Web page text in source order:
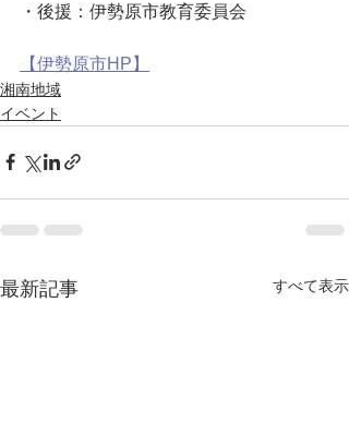
・後援：伊勢原市教育委員会
【伊勢原市HP】
湘南地域
イベント
最新記事 すべて表示